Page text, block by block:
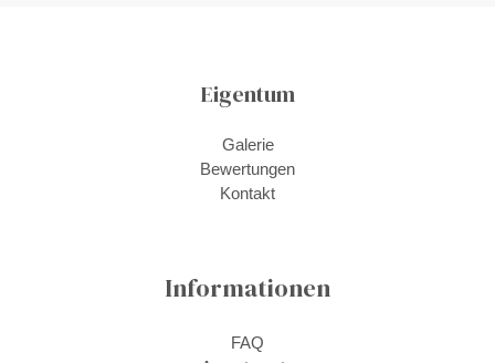
Eigentum
Galerie
Bewertungen
Kontakt
Informationen
FAQ